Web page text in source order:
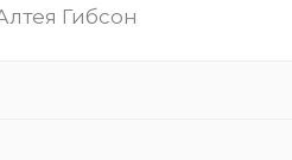
Гибсон